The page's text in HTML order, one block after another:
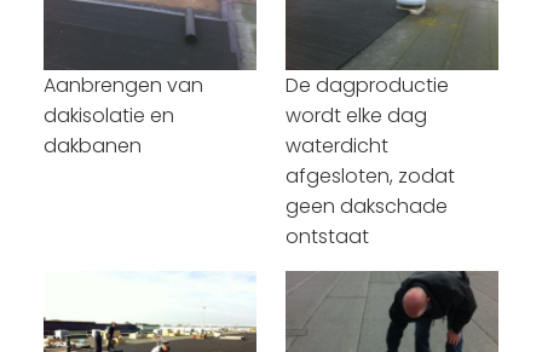
Aanbrengen van
dakisolatie en
dakbanen
De dagproductie
wordt elke dag
waterdicht
afgesloten, zodat
geen dakschade
ontstaat